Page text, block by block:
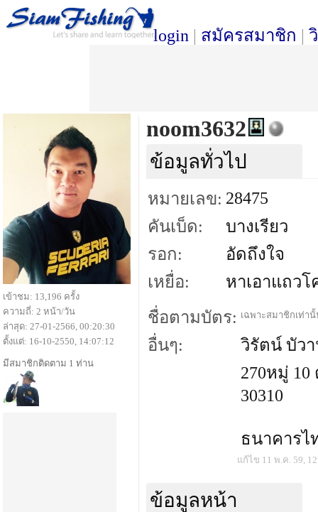
login | สมัครสมาชิก |
noom3632
ข้อมูลทั่วไป
หมายเลข: 28475
คันเบ็ด:
บางเรียว
รอก:
อัดถึงใจ
เหยื่อ:
หาเอาแถวโ
ชื่อตามบัตร: เฉพาะสมาชิกเท่า
อื่นๆ:
วิรัตน์ บัว
270หมู่
30310
ธนาคารไ
แก้ไข 11 พ.ค. 59,
ข้อมูลหน้า
เข้าชม: 13,196 ครั้ง
ความถี่: 2 หน้า/วัน
ล่าสุด: 27-01-2566, 00:20:30
ตั้งแต่: 16-10-2550, 14:07:12
มีสมาชิกติดตาม 1 ท่าน